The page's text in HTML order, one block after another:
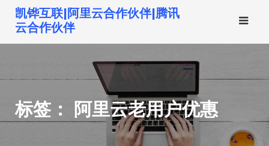
到
凯铧互联|阿里云合作伙伴|腾讯
云合作伙伴
标签： 阿里云老用户优惠